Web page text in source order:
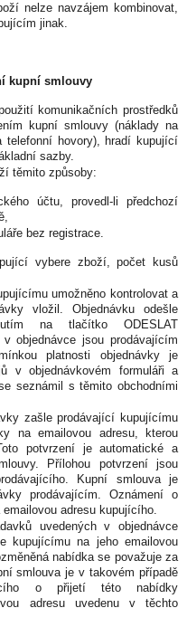
nelze navzájem kombinovat,
jinak.
kupní smlouvy
komunikačních prostředků
kupní smlouvy (náklady na
telefonní hovory), hradí kupující
sazby.
těmito způsoby:
účtu, provedl-li předchozí
bez registrace.
vybere zboží, počet kusů
umožněno kontrolovat a
vložil. Objednávku odešle
na tlačítko ODESLAT
objednávce jsou prodávajícím
platnosti objednávky je
v objednávkovém formuláři a
seznámil s těmito obchodními
zašle prodávající kupujícímu
na emailovou adresu, kterou
potvrzení je automatické a
Přílohou potvrzení jsou
Kupní smlouva je
prodávajícím. Oznámení o
adresu kupujícího.
uvedených v objednávce
kupujícímu na jeho emailovou
nabídka se považuje za
smlouva je v takovém případě
o přijetí této nabídky
adresu uvedenu v těchto